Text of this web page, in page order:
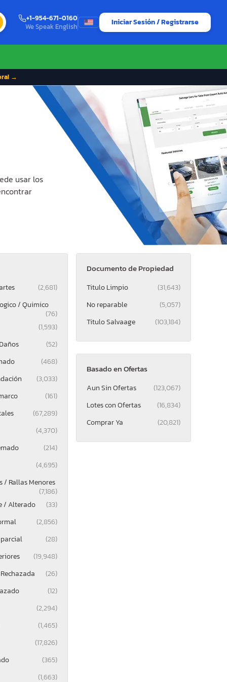
+1-954-671-0160
We Speak English
Iniciar Sesión / Registrarse
→
usar los
(2,681)
/ Quimico
(76)
(1,593)
(52)
(468)
(3,033)
(161)
(67,289)
(4,370)
(214)
(4,695)
/ Rallas Menores
(7,186)
/ Alterado
(33)
(2,856)
(28)
(19,948)
(26)
(12)
(2,294)
(1,465)
(17,826)
(365)
(1,663)
Documento de Propiedad
Titulo Limpio
(31,643)
No reparable
(5,057)
Titulo Salvaage
(103,184)
Basado en Ofertas
Aun Sin Ofertas
(123,067)
Lotes con Ofertas
(16,834)
Comprar Ya
(20,821)